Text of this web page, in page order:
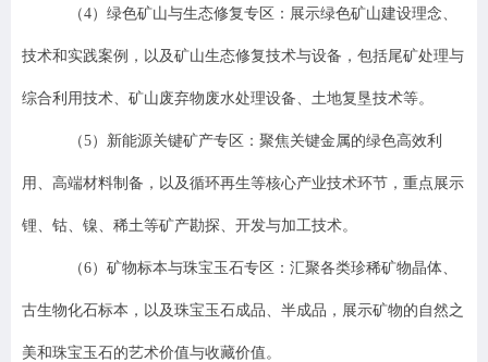
（4） 绿色矿山与生态修复专 区：展示绿色矿山建设理念、
技术和实践案例，以及矿山生态修复技术与设备，包括尾矿处理与
综合利用技术、矿山废弃物废水处理设备、土地复垦技术等。
（5） 新能源关键矿产专 区 ： 聚焦关键金属的绿色高效利
用、高端材料制备，以及循环再生等核心产业技术环节，重点展示
锂、钴、镍、稀土等矿产勘探、开发与加工技术。
（6） 矿物标本与珠宝玉石专 区：汇聚各类珍稀矿物晶体、
古生物化石标本，以及珠宝玉石成品、半成品，展示矿物的自然之
美和珠宝玉石的艺术价值与收藏价值。